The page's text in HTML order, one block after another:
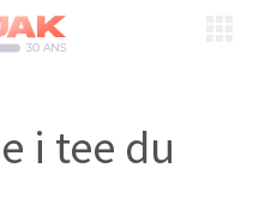
i tee du